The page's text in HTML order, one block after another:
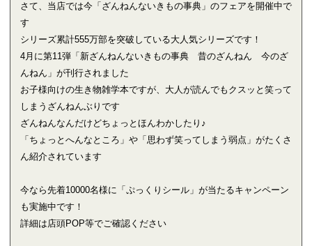
さて、当店では今「ざんねんないきもの事典」のフェアを開催中で
す
シリーズ累計555万部を突破している大人気シリーズです！
4月に第11弾「新ざんねんないきもの事典 昔のざんねん 今のざ
んねん」が刊行されました
お子様向けの生き物雑学本ですが、大人が読んでもクスッと笑って
しまうざんねんぶりです
ざんねんなんだけどちょっとほんわかしたり♪
「ちょっとへんなところ」や「思わず笑ってしまう弱点」がたくさ
ん紹介されています
今なら先着10000名様に「ぷっくりシール」が当たるキャンペーン
も実施中です！
詳細は店頭POP等でご確認ください